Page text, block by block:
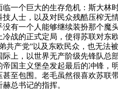
一个巨大的生存危机：斯大林
技人士，以及对民众残酷压榨无
有一个人能够继续装扮那个魔
战的正式定局，使得苏联对东
共产党”以及东欧民众，也无法
际上，以世界无产阶级先锋队总
国主义堡垒发起最后的冲锋，
至包围。老毛虽然很喜欢苏联
总书记的指挥。